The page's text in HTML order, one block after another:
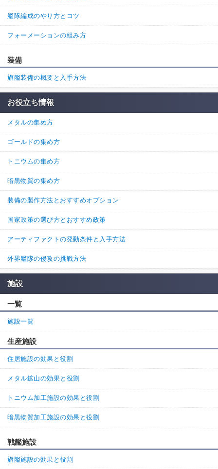
艦隊編成のやり方とコツ
フォーメーションの組み方
装備
旗艦装備の概要と入手方法
お役立ち情報
メタルの集め方
ゴールドの集め方
トニウムの集め方
暗黒物質の集め方
装備の製作方法とおすすめオプション
国家政策の選び方とおすすめ政策
アーティファクトの発動条件と入手方法
外界艦隊の侵攻の挑戦方法
施設
一覧
施設一覧
生産施設
住居施設の効果と役割
メタル鉱山の効果と役割
トニウム加工施設の効果と役割
暗黒物質加工施設の効果と役割
戦艦施設
旗艦施設の効果と役割